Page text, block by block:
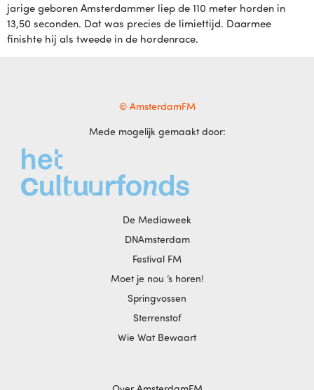
jarige geboren Amsterdammer liep de 110 meter horden in
13,50 seconden. Dat was precies de limiettijd. Daarmee
finishte hij als tweede in de hordenrace.
© AmsterdamFM
Mede mogelijk gemaakt door:
De Mediaweek
DNAmsterdam
Festival FM
Moet je nou ‘s horen!
Springvossen
Sterrenstof
Wie Wat Bewaart